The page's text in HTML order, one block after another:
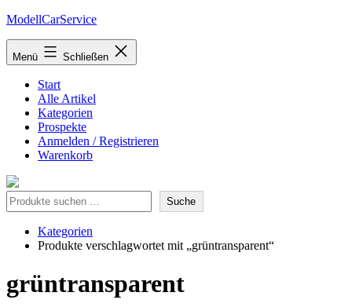
Zum
springen
ModellCarService
Menü Schließen
Start
Alle Artikel
Kategorien
Prospekte
Anmelden / Registrieren
Warenkorb
Suche Suche
Kategorien
Produkte verschlagwortet mit „grüntransparent“
grüntransparent